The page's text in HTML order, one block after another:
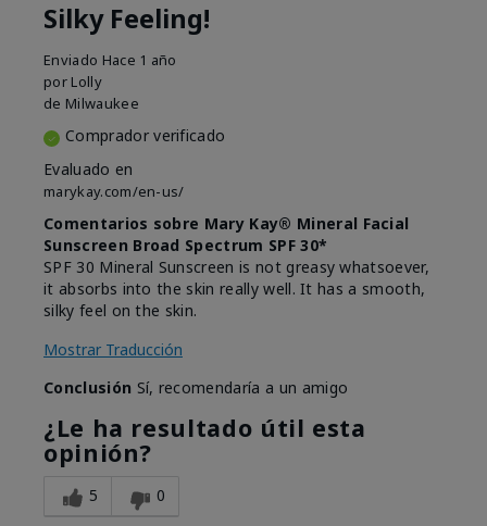
Silky Feeling!
Enviado Hace 1 año
por Lolly
de Milwaukee
Comprador verificado
Evaluado en
marykay.com/en-us/
Comentarios sobre Mary Kay® Mineral Facial
Sunscreen Broad Spectrum SPF 30*
SPF 30 Mineral Sunscreen is not greasy whatsoever,
it absorbs into the skin really well. It has a smooth,
silky feel on the skin.
Mostrar Traducción
Conclusión Sí, recomendaría a un amigo
¿Le ha resultado útil esta
opinión?
5 0